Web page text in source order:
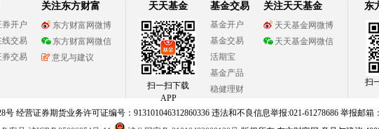
券开户
线交易
券交易
关注东方财富
东方财富网微博
东方财富网微信
意见与建议
天天基金
扫一扫下载
APP
基金交易
基金开户
基金交易
活期宝
基金产品
稳健理财
关注天天基金
天天基金网微博
天天基金网微信
东
扫
经营证券期货业务许可证编号：913101046312860336 违法和不良信息举报:021-61278686 举报邮箱：